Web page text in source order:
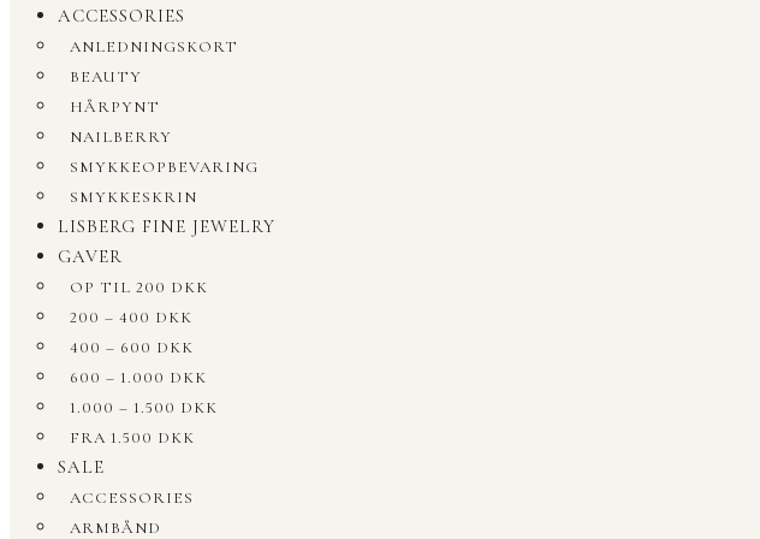
ACCESSORIES
ANLEDNINGSKORT
BEAUTY
HÅRPYNT
NAILBERRY
SMYKKEOPBEVARING
SMYKKESKRIN
LISBERG FINE JEWELRY
GAVER
OP TIL 200 DKK
200 – 400 DKK
400 – 600 DKK
600 – 1.000 DKK
1.000 – 1.500 DKK
FRA 1.500 DKK
SALE
ACCESSORIES
ARMBÅND